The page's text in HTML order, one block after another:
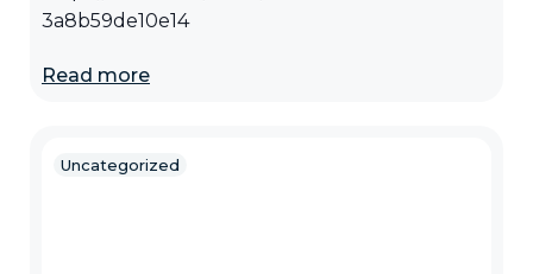
3a8b59de10e14
Read more
Uncategorized